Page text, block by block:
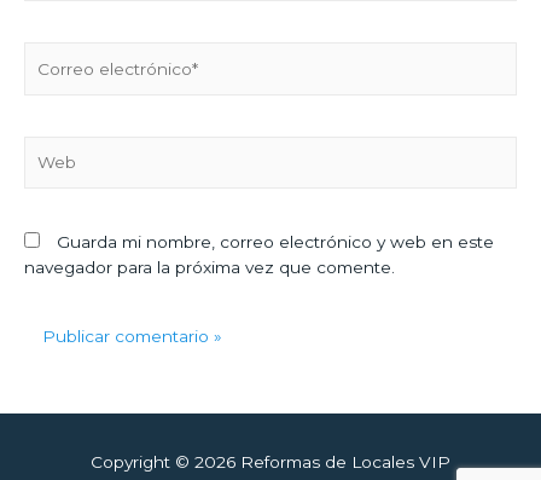
Guarda mi nombre, correo electrónico y web en este
navegador para la próxima vez que comente.
Copyright © 2026 Reformas de Locales VIP